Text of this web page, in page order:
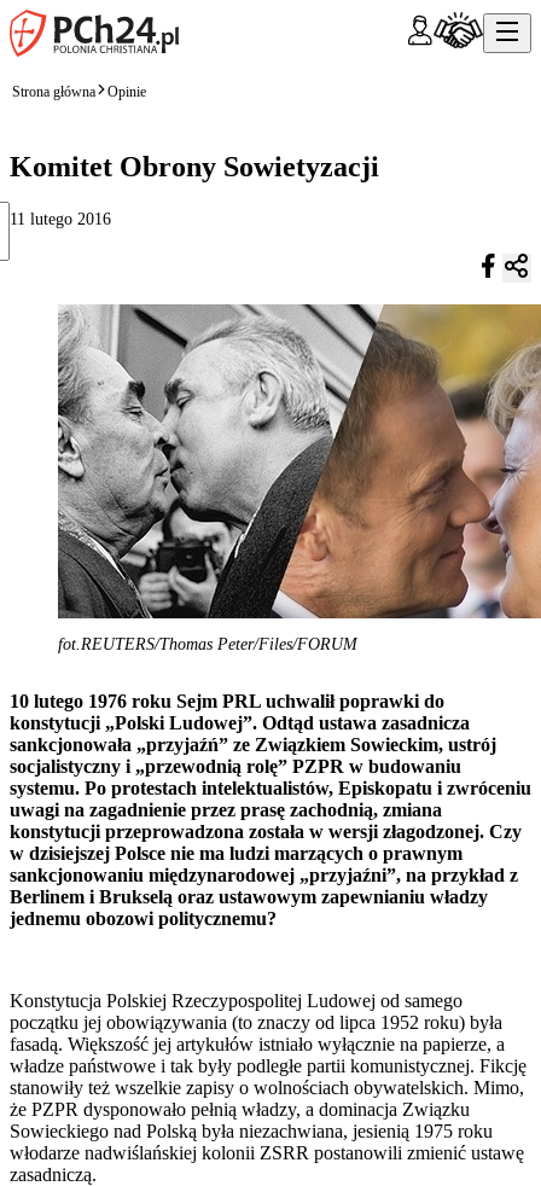
Strona główna Opinie
Komitet Obrony Sowietyzacji
11 lutego 2016
fot.REUTERS/Thomas Peter/Files/FORUM
10 lutego 1976 roku Sejm PRL uchwalił poprawki do
konstytucji „Polski Ludowej”. Odtąd ustawa zasadnicza
sankcjonowała „przyjaźń” ze Związkiem Sowieckim, ustrój
socjalistyczny i „przewodnią rolę” PZPR w budowaniu
systemu. Po protestach intelektualistów, Episkopatu i zwróceniu
uwagi na zagadnienie przez prasę zachodnią, zmiana
konstytucji przeprowadzona została w wersji złagodzonej. Czy
w dzisiejszej Polsce nie ma ludzi marzących o prawnym
sankcjonowaniu międzynarodowej „przyjaźni”, na przykład z
Berlinem i Brukselą oraz ustawowym zapewnianiu władzy
jednemu obozowi politycznemu?
Konstytucja Polskiej Rzeczypospolitej Ludowej od samego
początku jej obowiązywania (to znaczy od lipca 1952 roku) była
fasadą. Większość jej artykułów istniało wyłącznie na papierze, a
władze państwowe i tak były podległe partii komunistycznej. Fikcję
stanowiły też wszelkie zapisy o wolnościach obywatelskich. Mimo,
że PZPR dysponowało pełnią władzy, a dominacja Związku
Sowieckiego nad Polską była niezachwiana, jesienią 1975 roku
włodarze nadwiślańskiej kolonii ZSRR postanowili zmienić ustawę
zasadniczą.